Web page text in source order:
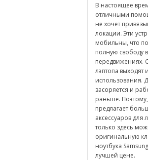
В настоящее
отличными
не хочет
локации. Эти
мобильны, что
полную свободу
передвижениях.
лэптопа выходят
использования.
засоряется и
раньше.
предлагает
аксессуаров для
только здесь
оригинальную
ноутбука
лучшей цене.